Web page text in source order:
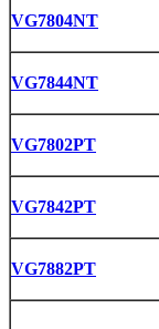
VG7804NT
VG7844NT
VG7802PT
VG7842PT
VG7882PT